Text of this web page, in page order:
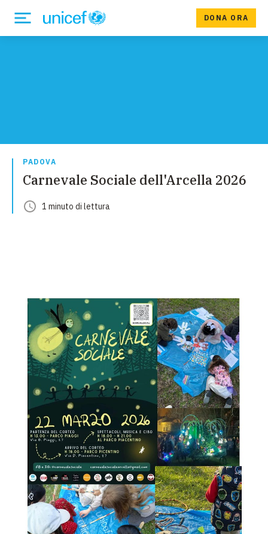
DONA ORA
PADOVA
Carnevale Sociale dell'Arcella 2026
1 minuto di lettura